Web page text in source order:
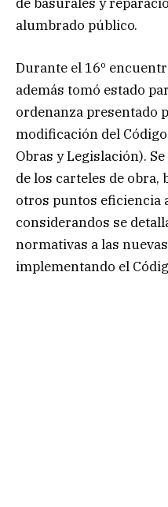
alumbrado público.
Durante el 16º
además tomó estado
ordenanza presentado
modificación del
Obras y Legislación).
de los carteles de
otros puntos eficiencia
considerandos se
normativas a las
implementando el